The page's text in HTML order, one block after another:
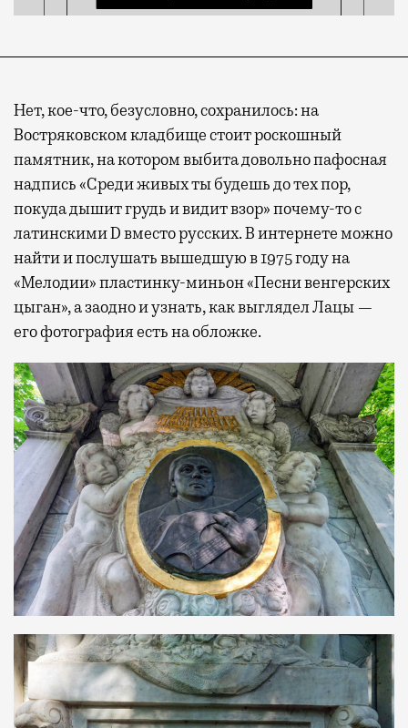
Нет, кое-что, безусловно, сохранилось: на
Востряковском кладбище стоит роскошный
памятник, на котором выбита довольно пафосная
надпись «Среди живых ты будешь до тех пор,
покуда дышит грудь и видит взор» почему-то с
латинскими D вместо русских. В интернете можно
найти и послушать вышедшую в 1975 году на
«Мелодии» пластинку-миньон «Песни венгерских
цыган», а заодно и узнать, как выглядел Лацы —
его фотография есть на обложке.